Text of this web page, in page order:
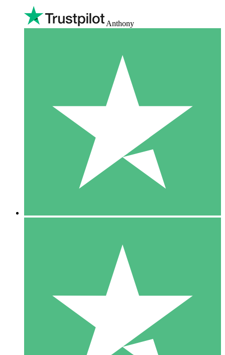
Anthony